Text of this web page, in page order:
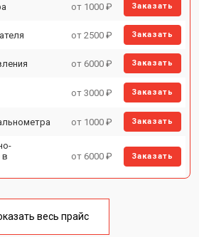
от 1000 ₽ Заказать
от 2500 ₽ Заказать
от 6000 ₽ Заказать
от 3000 ₽ Заказать
от 1000 ₽ Заказать
в
от 6000 ₽ Заказать
от 2000 ₽
весь прайс